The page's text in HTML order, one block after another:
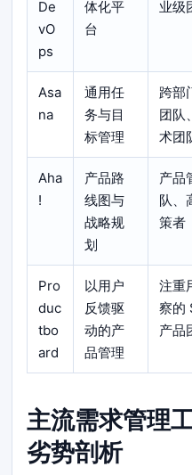
De
vO
ps
体化平
台
业级
Asa
na
通用任
务与目
标管理
跨部
团队
术团
Aha
!
产品路
线图与
战略规
划
产品
队、
策者
Pro
duc
tbo
ard
以用户
反馈驱
动的产
品管理
注重
察的
产品
主流需求管理
劣势剖析